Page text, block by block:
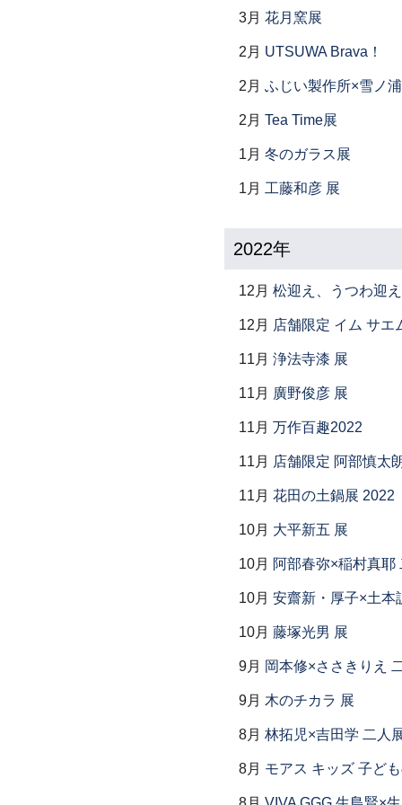
3月 花月窯展
2月 UTSUWA Brava！
2月 ふじい製作所×雪ノ
2月 Tea Time展
1月 冬のガラス展
1月 工藤和彦 展
2022年
12月 松迎え、うつわ迎
12月 店舗限定 イム サ
11月 浄法寺漆 展
11月 廣野俊彦 展
11月 万作百趣2022
11月 店舗限定 阿部慎太
11月 花田の土鍋展 2022
10月 大平新五 展
10月 阿部春弥×稲村真耶
10月 安齋新・厚子×土本
10月 藤塚光男 展
9月 岡本修×ささきりえ
9月 木のチカラ 展
8月 林拓児×吉田学 二人
8月 モアス キッズ 子ど